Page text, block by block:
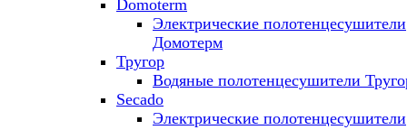
Domoterm
Электрические полотенцесушители
Домотерм
Тругор
Водяные полотенцесушители
Secado
Электрические полотенцесушители